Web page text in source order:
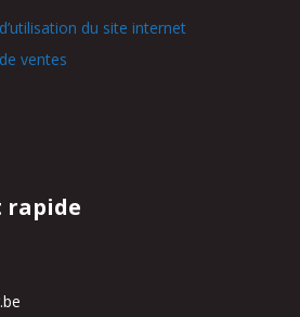
du site internet
ventes
rapide